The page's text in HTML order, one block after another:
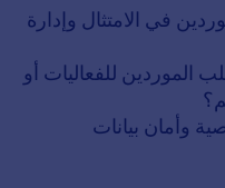
في الامتثال وإدارة
الموردين للفعاليات أو
وأمان بيانات